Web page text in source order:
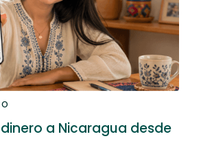
a Nicaragua desde